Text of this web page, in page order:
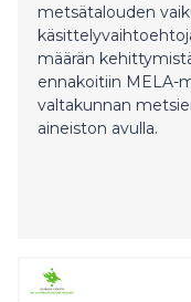
metsätalouden
määrän
ennakoitiin MELA-
valtakunnan
aineiston avulla.